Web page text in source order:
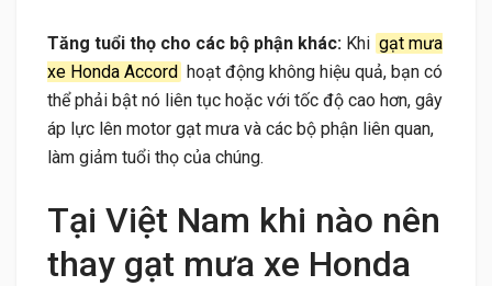
Tăng tuổi thọ cho các bộ phận khác: Khi gạt mưa
xe Honda Accord hoạt động không hiệu quả, bạn có
thể phải bật nó liên tục hoặc với tốc độ cao hơn, gây
áp lực lên motor gạt mưa và các bộ phận liên quan,
làm giảm tuổi thọ của chúng.
Tại Việt Nam khi nào nên
thay gạt mưa xe Honda